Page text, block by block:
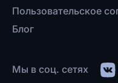
Пользовательское
Блог
Мы в соц. сетях